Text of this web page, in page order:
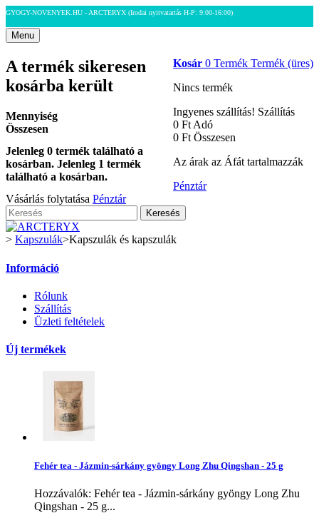
GYOGY-NOVENYEK.HU - ARCTERYX (Irodai nyitvatartás H-P: 9:00-16:00)
Menu
Kosár 0 Termék Termék (üres)
Nincs termék
Ingyenes szállítás! Szállítás
0 Ft‎ Adó
0 Ft‎ Összesen
Az árak az Áfát tartalmazzák
Pénztár
A termék sikeresen
kosárba került
Mennyiség
Összesen
Jelenleg 0 termék található a
kosárban. Jelenleg 1 termék
található a kosárban.
Vásárlás folytatása Pénztár
Keresés
> Kapszulák>Kapszulák és kapszulák
Információ
Rólunk
Szállítás
Üzleti feltételek
Új termékek
Fehér tea - Jázmin-sárkány gyöngy Long Zhu Qingshan - 25 g
Hozzávalók: Fehér tea - Jázmin-sárkány gyöngy Long Zhu
Qingshan - 25 g...